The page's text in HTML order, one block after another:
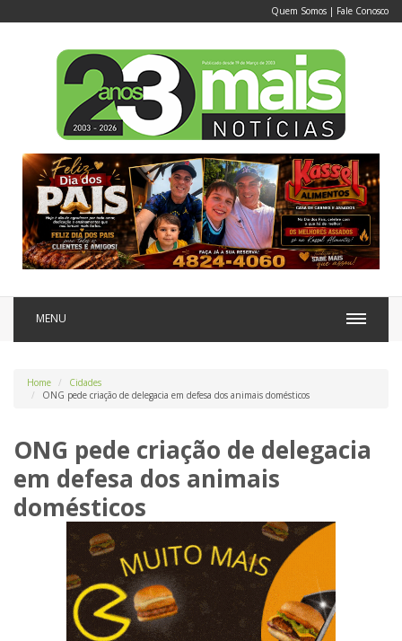
Quem Somos | Fale Conosco
MENU
Home
Cidades
ONG pede criação de delegacia em defesa dos animais domésticos
ONG pede criação de delegacia
em defesa dos animais
domésticos